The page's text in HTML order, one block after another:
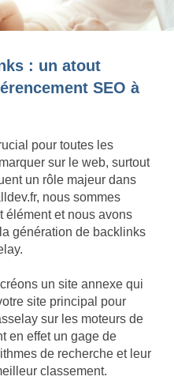
: un atout
SEO à
pour toutes les
sur le web, surtout
un rôle majeur dans
nous sommes
élément et nous avons
génération de backlinks
un site annexe qui
site principal pour
sur les moteurs de
en effet un gage de
de recherche et leur
classement.